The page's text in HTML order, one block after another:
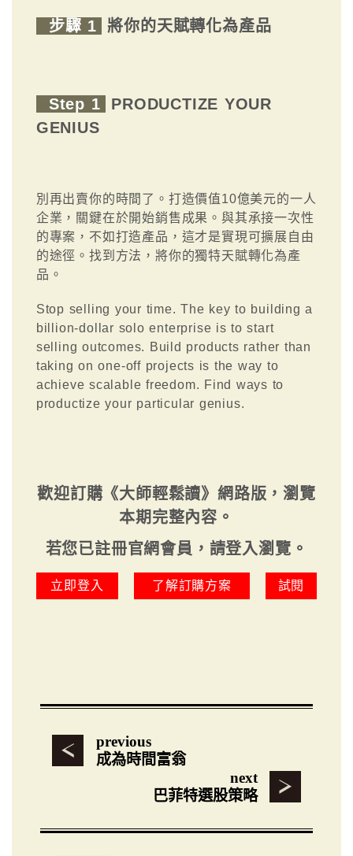
步驟 1 將你的天賦轉化為產品
Step 1
PRODUCTIZE YOUR
GENIUS
別再出賣你的時間了。打造價值10億美元的一人
企業，關鍵在於開始銷售成果。與其承接一次性
的專案，不如打造產品，這才是實現可擴展自由
的途徑。找到方法，將你的獨特天賦轉化為產
品。
Stop selling your time. The key to building a
billion-dollar solo enterprise is to start
selling outcomes. Build products rather than
taking on one-off projects is the way to
achieve scalable freedom. Find ways to
productize your particular genius.
歡迎訂購《大師輕鬆讀》網路版，瀏覽
本期完整內容。
若您已註冊官網會員，請登入瀏覽。
立即登入 了解訂購方案 試閱
previous
成為時間富翁
next
巴菲特選股策略